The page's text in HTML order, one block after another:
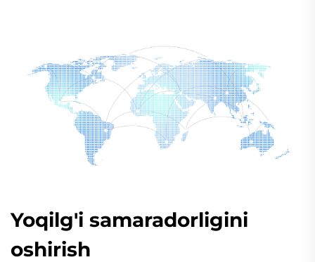
Yoqilg'i samaradorligini
oshirish